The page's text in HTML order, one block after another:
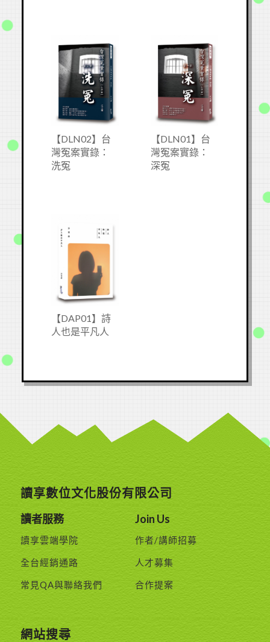
【DLN02】台
灣冤案實錄：
洗冤
【DLN01】台
灣冤案實錄：
深冤
【DAP01】詩
人也是平凡人
讀享數位文化股份有限公司
讀者服務
讀享雲端學院
全台經銷通路
常見QA與聯絡我們
Join Us
作者/講師招募
人才募集
合作提案
網站搜尋